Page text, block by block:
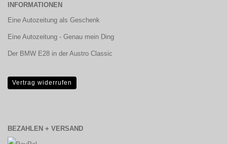
INFORMATIONEN
Eine Autozeitung als Geschenk
Eine Autozeitung - Genau mein Ding
Der BMW E28 in der Austro Classic
Vertrag widerrufen
BEZAHLEN + VERSAND